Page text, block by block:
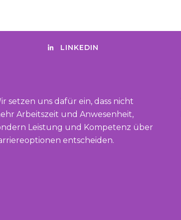
LINKEDIN
setzen uns dafür ein, dass nicht
Arbeitszeit und Anwesenheit,
Leistung und Kompetenz über
entscheiden.